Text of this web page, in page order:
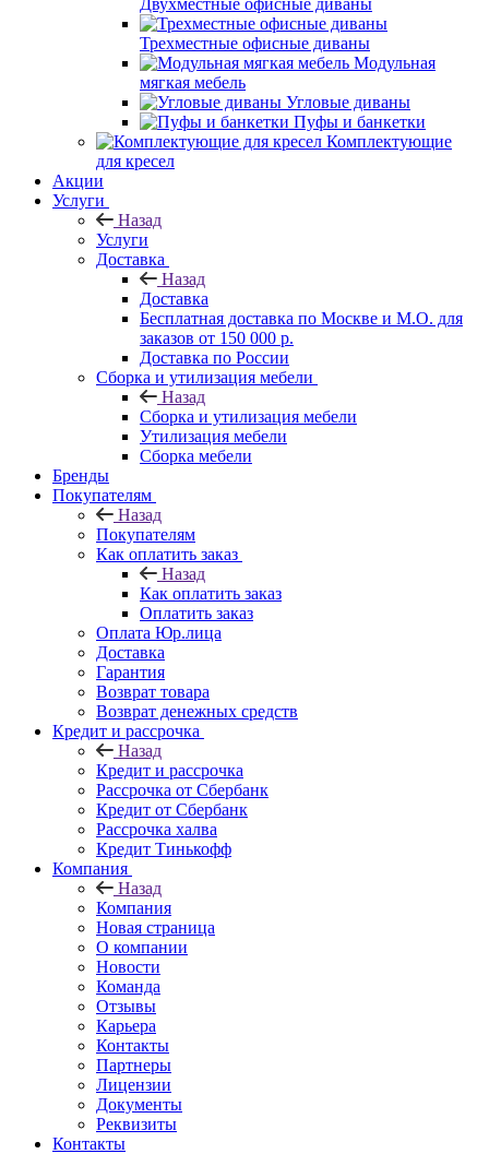
Двухместные офисные диваны
Трехместные офисные диваны
Модульная
мягкая мебель
Угловые диваны
Пуфы и банкетки
Комплектующие
для кресел
Акции
Услуги
Назад
Услуги
Доставка
Назад
Доставка
Бесплатная доставка по Москве и М.О. для
заказов от 150 000 р.
Доставка по России
Сборка и утилизация мебели
Назад
Сборка и утилизация мебели
Утилизация мебели
Сборка мебели
Бренды
Покупателям
Назад
Покупателям
Как оплатить заказ
Назад
Как оплатить заказ
Оплатить заказ
Оплата Юр.лица
Доставка
Гарантия
Возврат товара
Возврат денежных средств
Кредит и рассрочка
Назад
Кредит и рассрочка
Рассрочка от Сбербанк
Кредит от Сбербанк
Рассрочка халва
Кредит Тинькофф
Компания
Назад
Компания
Новая страница
О компании
Новости
Команда
Отзывы
Карьера
Контакты
Партнеры
Лицензии
Документы
Реквизиты
Контакты